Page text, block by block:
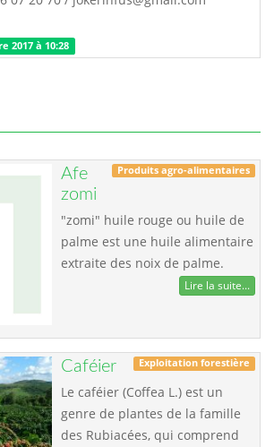
2017 à 10:28
Produits agro-alimentaires
Afe
zomi
"zomi" huile rouge ou huile de
palme est une huile alimentaire
extraite des noix de palme.
Lire la suite...
Exploitation forestière
Caféier
Le caféier (Coffea L.) est un
genre de plantes de la famille
des Rubiacées, qui comprend